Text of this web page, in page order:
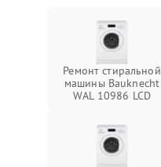
Ремонт стиральной
машины Bauknecht
WAL 10986 LCD